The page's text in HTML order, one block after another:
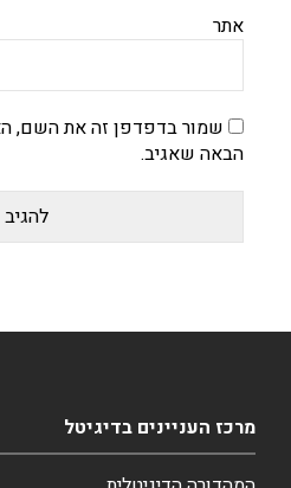
אתר
שמור בדפדפן זה את השם,
הבאה שאגיב.
מרכז העניינים בדיגיטל